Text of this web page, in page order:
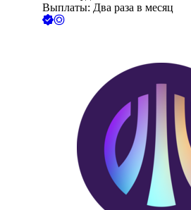
Выплаты: Два раза в месяц